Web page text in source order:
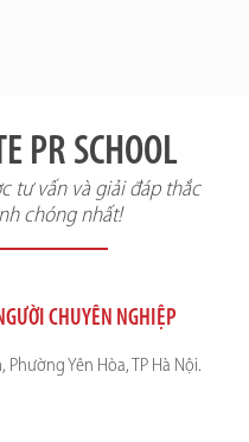
PR SCHOOL
tư vấn và giải đáp thắc
chóng nhất!
CHUYÊN NGHIỆP
Phường Yên Hòa, TP Hà Nội.